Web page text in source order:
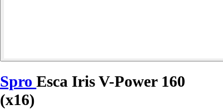
Spro Esca Iris V-Power 160
(x16)